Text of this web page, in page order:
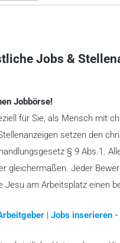
Jobs &
Jobbörse!
für Sie, als Mensch mit
setzen den
§ 9 Abs.1.
gleichermaßen. Jeder
Jesu am Arbeitsplatz einen
Jobs inserieren